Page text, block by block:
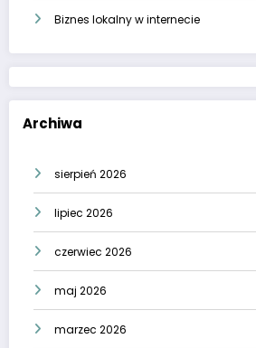
Biznes lokalny w internecie
Archiwa
sierpień 2026
lipiec 2026
czerwiec 2026
maj 2026
marzec 2026